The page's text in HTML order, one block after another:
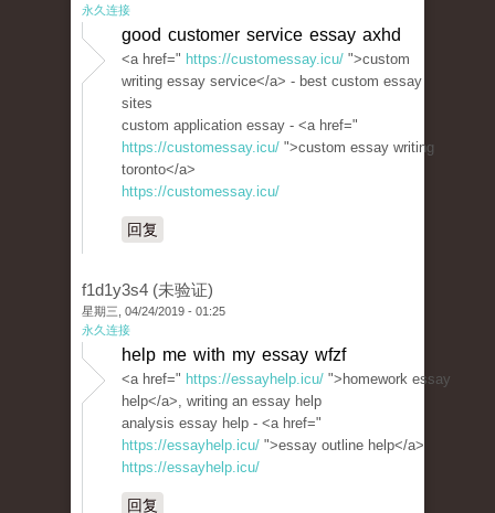
永久连接
good customer service essay axhd
<a href=" https://customessay.icu/ ">custom
writing essay service</a> - best custom essay
sites
custom application essay - <a href="
https://customessay.icu/ ">custom essay writing
toronto</a>
https://customessay.icu/
回复
f1d1y3s4 (未验证)
星期三, 04/24/2019 - 01:25
永久连接
help me with my essay wfzf
<a href=" https://essayhelp.icu/ ">homework essay
help</a>, writing an essay help
analysis essay help - <a href="
https://essayhelp.icu/ ">essay outline help</a>
https://essayhelp.icu/
回复